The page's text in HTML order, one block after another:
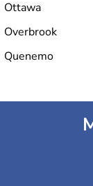
Ottawa
Overbrook
Quenemo